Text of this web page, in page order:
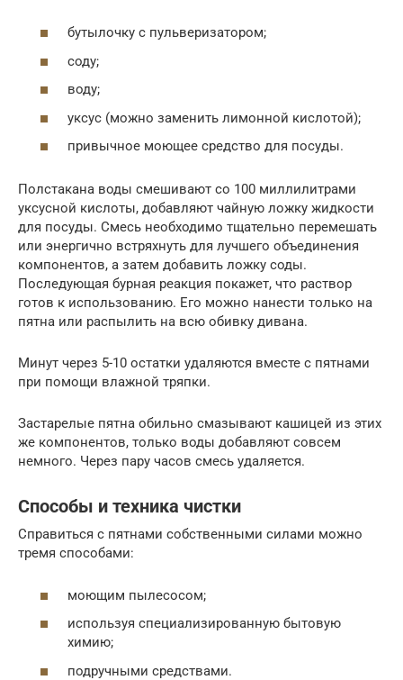
бутылочку с пульверизатором;
соду;
воду;
уксус (можно заменить лимонной кислотой);
привычное моющее средство для посуды.
Полстакана воды смешивают со 100 миллилитрами
уксусной кислоты, добавляют чайную ложку жидкости
для посуды. Смесь необходимо тщательно перемешать
или энергично встряхнуть для лучшего объединения
компонентов, а затем добавить ложку соды.
Последующая бурная реакция покажет, что раствор
готов к использованию. Его можно нанести только на
пятна или распылить на всю обивку дивана.
Минут через 5-10 остатки удаляются вместе с пятнами
при помощи влажной тряпки.
Застарелые пятна обильно смазывают кашицей из этих
же компонентов, только воды добавляют совсем
немного. Через пару часов смесь удаляется.
Способы и техника чистки
Справиться с пятнами собственными силами можно
тремя способами:
моющим пылесосом;
используя специализированную бытовую
химию;
подручными средствами.